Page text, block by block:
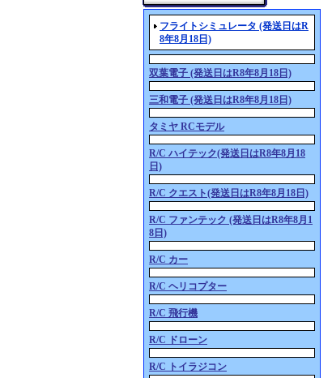
フライトシミュレータ (発送日はR
8年8月18日)
双葉電子 (発送日はR8年8月18日)
三和電子 (発送日はR8年8月18日)
タミヤ RCモデル
R/C ハイテック(発送日はR8年8月18
日)
R/C クエスト(発送日はR8年8月18日)
R/C ファンテック (発送日はR8年8月1
8日)
R/C カー
R/C ヘリコプター
R/C 飛行機
R/C ドローン
R/C トイラジコン